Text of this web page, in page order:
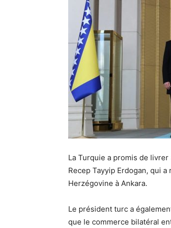
La Turquie a promis de
Recep Tayyip Erdogan, qui
Herzégovine à Ankara.
Le président turc a
que le commerce bilatéral